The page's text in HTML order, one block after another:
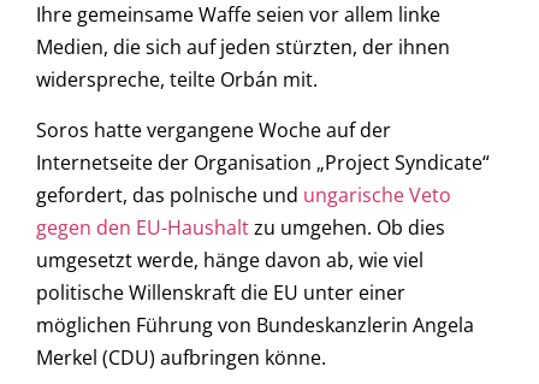
Ihre gemeinsame Waffe seien vor allem linke
Medien, die sich auf jeden stürzten, der ihnen
widerspreche, teilte Orbán mit.
Soros hatte vergangene Woche auf der
Internetseite der Organisation „Project Syndicate“
gefordert, das polnische und ungarische Veto
gegen den EU-Haushaltzu umgehen. Ob dies
umgesetzt werde, hänge davon ab, wie viel
politische Willenskraft die EU unter einer
möglichen Führung von Bundeskanzlerin Angela
Merkel (CDU) aufbringen könne.